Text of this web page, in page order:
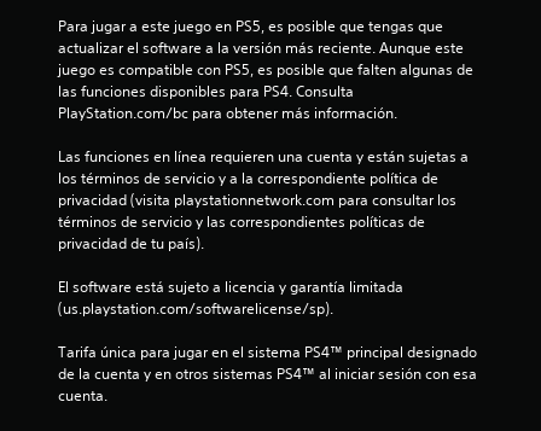
a
s
e
c
o
Para jugar a este juego en PS5, es posible que tengas que
actualizar el software a la versión más reciente. Aunque este
juego es compatible con PS5, es posible que falten algunas de
las funciones disponibles para PS4. Consulta
PlayStation.com/bc para obtener más información.
Las funciones en línea requieren una cuenta y están sujetas a
los términos de servicio y a la correspondiente política de
privacidad (visita playstationnetwork.com para consultar los
términos de servicio y las correspondientes políticas de
privacidad de tu país).
El software está sujeto a licencia y garantía limitada
(us.playstation.com/softwarelicense/sp).
Tarifa única para jugar en el sistema PS4™ principal designado
de la cuenta y en otros sistemas PS4™ al iniciar sesión con esa
cuenta.